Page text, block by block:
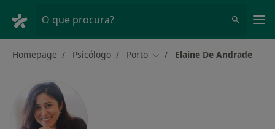
O que procura?
Homepage Psicólogo Porto Mudar de cidade
Elaine De Andrade